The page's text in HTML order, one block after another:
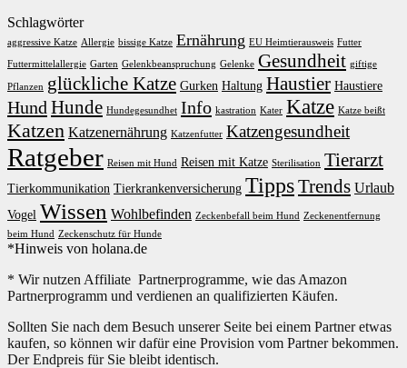
Schlagwörter
aggressive Katze Allergie bissige Katze Ernährung EU Heimtierausweis Futter
Futtermittelallergie Garten Gelenkbeanspruchung Gelenke Gesundheit giftige
Pflanzen glückliche Katze Gurken Haltung Haustier Haustiere
Hund Hunde Hundegesundhet Info kastration Kater Katze Katze beißt
Katzen Katzenernährung Katzenfutter Katzengesundheit
Ratgeber Reisen mit Hund Reisen mit Katze Sterilisation Tierarzt
Tierkommunikation Tierkrankenversicherung TippsTrends Urlaub
Vogel Wissen Wohlbefinden Zeckenbefall beim Hund Zeckenentfernung
beim Hund Zeckenschutz für Hunde
*Hinweis von holana.de
* Wir nutzen Affiliate Partnerprogramme, wie das Amazon
Partnerprogramm und verdienen an qualifizierten Käufen.
Sollten Sie nach dem Besuch unserer Seite bei einem Partner etwas
kaufen, so können wir dafür eine Provision vom Partner bekommen.
Der Endpreis für Sie bleibt identisch.